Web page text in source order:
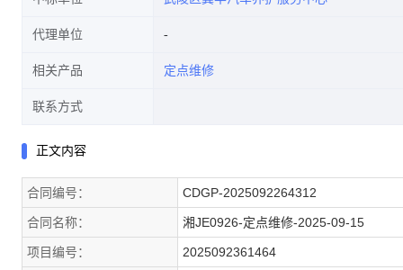
代理单位
相关产品 定点维修
联系方式
正文内容
合同编号： CDGP-2025092264312
合同名称： 湘JE0926-定点维修-2025-09-15
项目编号： 2025092361464